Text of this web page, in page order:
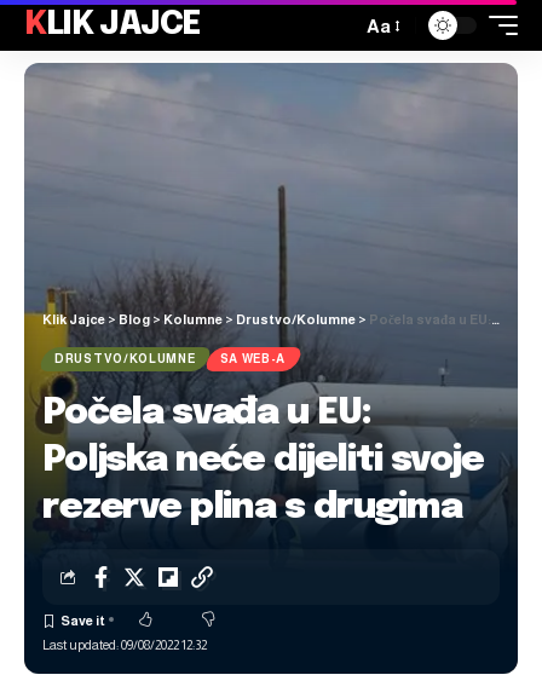
KLIK JAJCE Aa
Klik Jajce > Blog > Kolumne > Drustvo/Kolumne > Počela svađa u EU: Poljska neće dijeliti svoje rezerve plina s drugima
DRUSTVO/KOLUMNE SA WEB-A
Počela svađa u EU:
Poljska neće dijeliti svoje
rezerve plina s drugima
Last updated: 09/08/2022 12:32